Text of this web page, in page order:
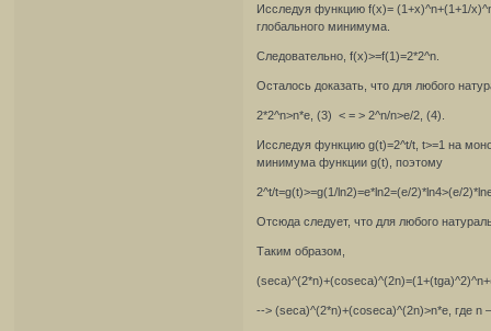
Исследуя функцию f(x)= (1+x)^n+(1+1/
глобального минимума.
Следовательно, f(x)>=f(1)=2*2^n.
Осталось доказать, что для любого
2*2^n>n*e, (3) < = > 2^n/n>e/2, (4).
Исследуя функцию g(t)=2^t/t, t>=1 на
минимума функции g(t), поэтому
2^t/t=g(t)>=g(1/ln2)=e*ln2=(e/2)*ln4>(e/
Отсюда следует, что для любого
Таким образом,
--> (seca)^(2*n)+(coseca)^(2n)>n*e, где n